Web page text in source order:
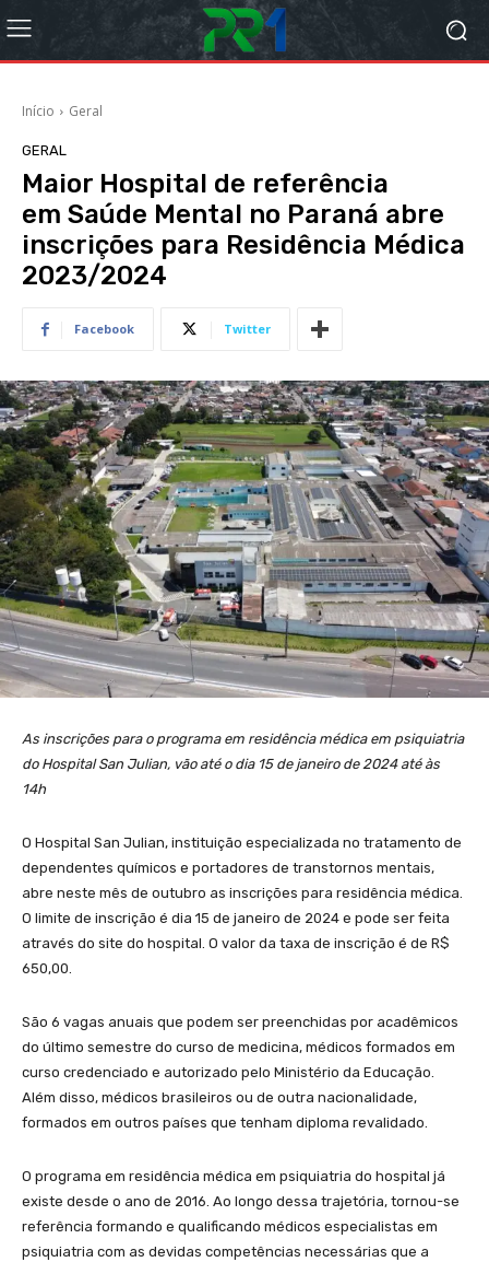
Início Geral
GERAL
Maior Hospital de referência
em Saúde Mental no Paraná abre
inscrições para Residência Médica
2023/2024
Facebook Twitter
As inscrições para o programa em residência médica em psiquiatria
do Hospital San Julian, vão até o dia 15 de janeiro de 2024 até às
14h
O Hospital San Julian, instituição especializada no tratamento de
dependentes químicos e portadores de transtornos mentais,
abre neste mês de outubro as inscrições para residência médica.
O limite de inscrição é dia 15 de janeiro de 2024 e pode ser feita
através do site do hospital. O valor da taxa de inscrição é de R$
650,00.
São 6 vagas anuais que podem ser preenchidas por acadêmicos
do último semestre do curso de medicina, médicos formados em
curso credenciado e autorizado pelo Ministério da Educação.
Além disso, médicos brasileiros ou de outra nacionalidade,
formados em outros países que tenham diploma revalidado.
O programa em residência médica em psiquiatria do hospital já
existe desde o ano de 2016. Ao longo dessa trajetória, tornou-se
referência formando e qualificando médicos especialistas em
psiquiatria com as devidas competências necessárias que a